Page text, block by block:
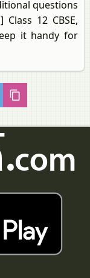
questions
12 CBSE,
it handy for